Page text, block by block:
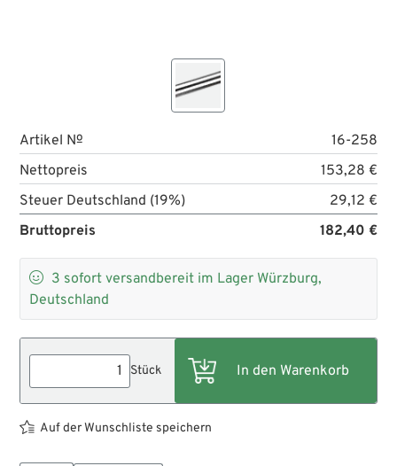
Artikel №
16-258
Nettopreis
153,28 €
Steuer Deutschland (19%)
29,12 €
Bruttopreis
182,40 €
 3 sofort versandbereit im Lager Würzburg,
Deutschland
Stück
Auf der Wunschliste speichern